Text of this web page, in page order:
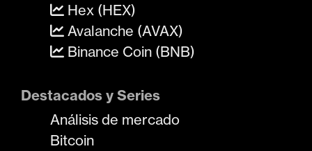
Hex (HEX)
Avalanche (AVAX)
Binance Coin (BNB)
Destacados y Series
Análisis de mercado
Bitcoin